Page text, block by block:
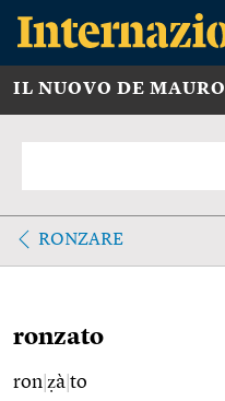
IL NUOVO DE MAURO
RONZARE
ronzato
ron ẓà to